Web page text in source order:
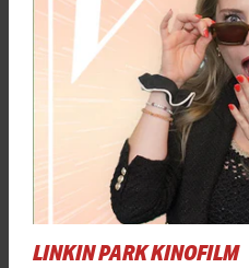
LINKIN PARK KINOFILM